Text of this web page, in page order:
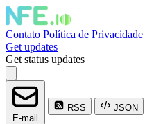
Contato Política de Privacidade
Get updates
Get status updates
E-mail
RSS JSON